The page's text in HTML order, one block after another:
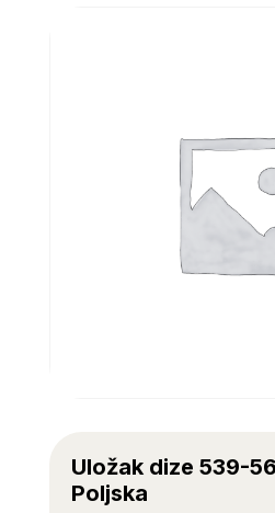
Uložak dize 539-
Poljska